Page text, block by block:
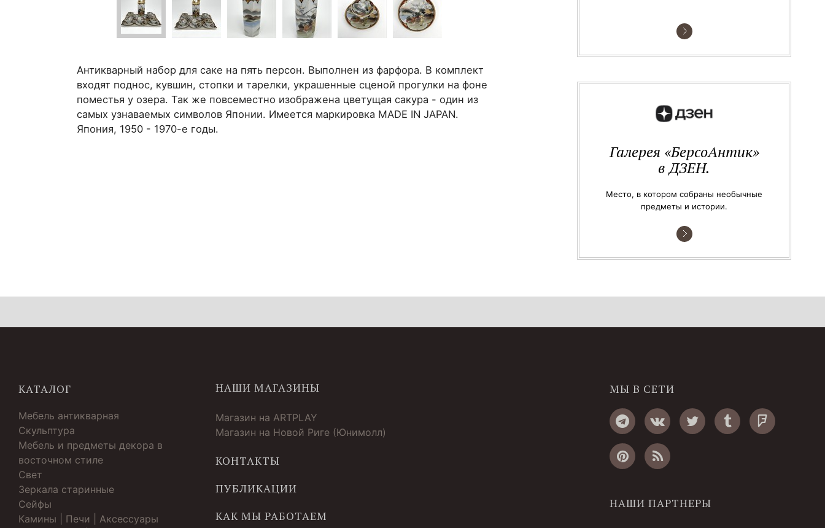
Антикварный набор для саке на пять персон. Выполнен из фарфора. В комплект
входят поднос, кувшин, стопки и тарелки, украшенные сценой прогулки на фоне
поместья у озера. Так же повсеместно изображена цветущая сакура - один из
самых узнаваемых символов Японии. Имеется маркировка MADE IN JAPAN.
Япония, 1950 - 1970-е годы.
Галерея «БерсоАнтик»
в ДЗЕН.
Место, в котором собраны необычные
предметы и истории.
КАТАЛОГ
Мебель антикварная
Скульптура
Мебель и предметы декора в
восточном стиле
Свет
Зеркала старинные
Cейфы
Камины | Печи | Аксессуары
НАШИ МАГАЗИНЫ
Магазин на ARTPLAY
Магазин на Новой Риге (Юнимолл)
КОНТАКТЫ
ПУБЛИКАЦИИ
КАК МЫ РАБОТАЕМ
МЫ В СЕТИ
НАШИ ПАРТНЕРЫ